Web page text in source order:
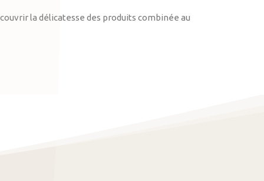
la délicatesse des produits combinée au